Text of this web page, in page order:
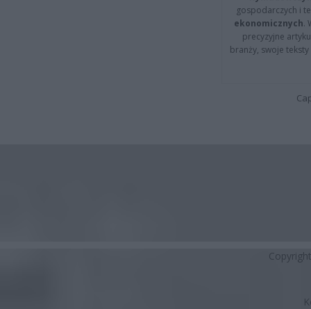
gospodarczych i
ekonomicznych.
precyzyjne
branży, swoje